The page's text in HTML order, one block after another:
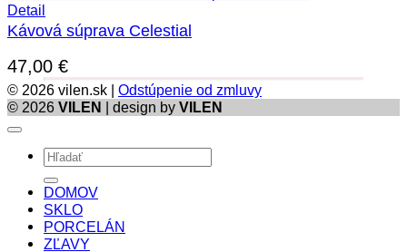
Detail
Kávová súprava Celestial
47,00 €
© 2026 vilen.sk | Odstúpenie od zmluvy
© 2026 VILEN | design by VILEN
Hľadať:
DOMOV
SKLO
PORCELÁN
ZĽAVY